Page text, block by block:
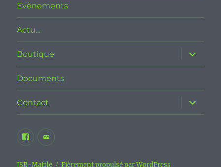
Evènements
Actu…
Boutique
ouvrir
le
sous-
Documents
Contact
ouvrir
le
sous-
Facebook
Maffle
E-
JSB-Maffle Fièrement propulsé par WordPress